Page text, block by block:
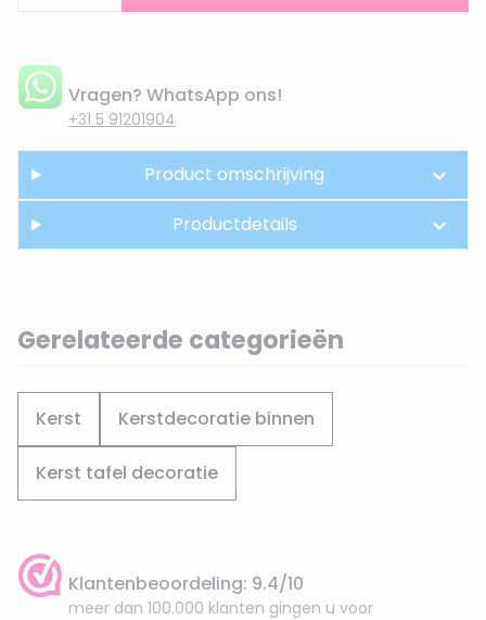
Vragen? WhatsApp ons!
+31 5 91201904
Product omschrijving
Productdetails
Gerelateerde categorieën
Kerst Kerstdecoratie binnen
Kerst tafel decoratie
Klantenbeoordeling: 9.4/10
meer dan 100.000 klanten gingen u voor